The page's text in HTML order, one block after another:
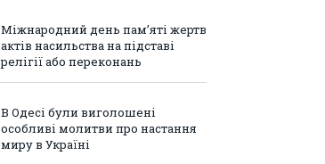
Міжнародний день пам’яті жертв
актів насильства на підставі
релігії або переконань
В Одесі були виголошені
особливі молитви про настання
миру в Україні